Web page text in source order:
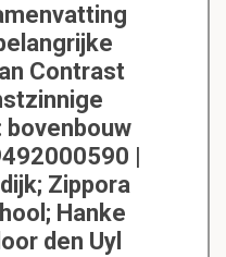
Contrast
bovenbouw
|
Zippora
Hanke
den Uyl